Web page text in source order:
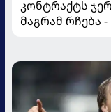
კონტრაქტს
მაგრამ რჩება